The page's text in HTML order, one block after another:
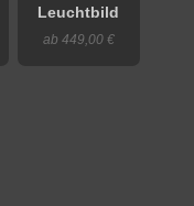
Leuchtbild
ab 449,00 €